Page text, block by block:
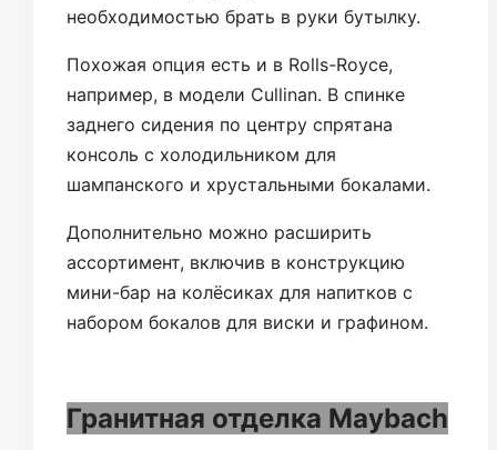
необходимостью брать в руки бутылку.
Похожая опция есть и в Rolls-Royce,
например, в модели Cullinan. В спинке
заднего сидения по центру спрятана
консоль с холодильником для
шампанского и хрустальными бокалами.
Дополнительно можно расширить
ассортимент, включив в конструкцию
мини-бар на колёсиках для напитков с
набором бокалов для виски и графином.
Гранитная отделка Maybach